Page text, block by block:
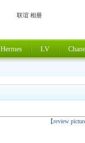
联谊 相册
Hermes LV
【review
上一张